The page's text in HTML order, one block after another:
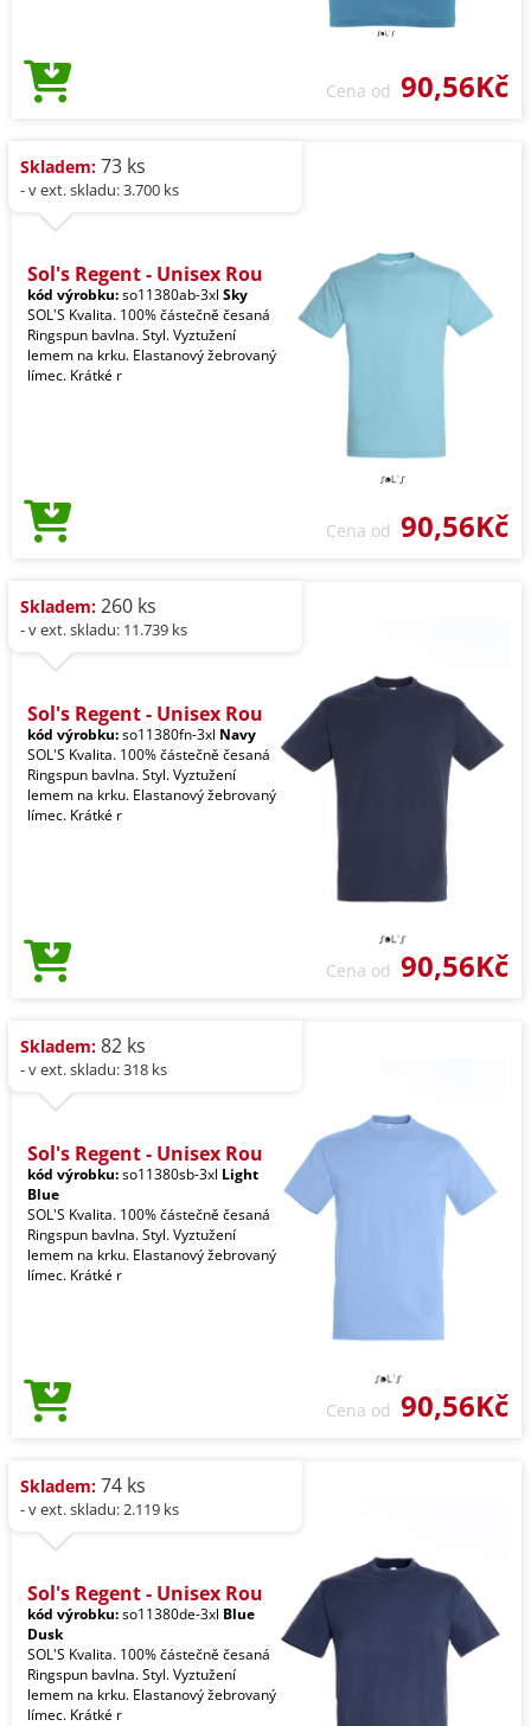
Cena od 90,56Kč
Skladem: 73 ks
- v ext. skladu: 3.700 ks
Sol's Regent - Unisex Rou
kód výrobku:so11380ab-3xl Sky
SOL'S Kvalita. 100% částečně česaná
Ringspun bavlna. Styl. Vyztužení
lemem na krku. Elastanový žebrovaný
límec. Krátké r
Cena od 90,56Kč
Skladem: 260 ks
- v ext. skladu: 11.739 ks
Sol's Regent - Unisex Rou
kód výrobku:so11380fn-3xl Navy
SOL'S Kvalita. 100% částečně česaná
Ringspun bavlna. Styl. Vyztužení
lemem na krku. Elastanový žebrovaný
límec. Krátké r
Cena od 90,56Kč
Skladem: 82 ks
- v ext. skladu: 318 ks
Sol's Regent - Unisex Rou
kód výrobku:so11380sb-3xl Light
Blue
SOL'S Kvalita. 100% částečně česaná
Ringspun bavlna. Styl. Vyztužení
lemem na krku. Elastanový žebrovaný
límec. Krátké r
Cena od 90,56Kč
Skladem: 74 ks
- v ext. skladu: 2.119 ks
Sol's Regent - Unisex Rou
kód výrobku:so11380de-3xl Blue
Dusk
SOL'S Kvalita. 100% částečně česaná
Ringspun bavlna. Styl. Vyztužení
lemem na krku. Elastanový žebrovaný
límec. Krátké r